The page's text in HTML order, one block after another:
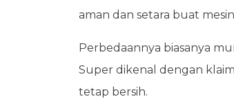
aman dan setara buat
Perbedaannya biasanya
Super dikenal dengan
tetap bersih.